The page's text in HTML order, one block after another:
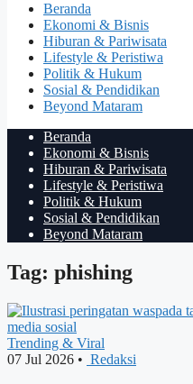
Beranda
Ekonomi & Bisnis
Hiburan & Pariwisata
Lifestyle & Peristiwa
Politik & Hukum
Sosial & Pendidikan
Beyond Mataram
Beranda
Ekonomi & Bisnis
Hiburan & Pariwisata
Lifestyle & Peristiwa
Politik & Hukum
Sosial & Pendidikan
Beyond Mataram
Tag: phishing
Trending & Viral
07 Jul 2026 • Redaksi